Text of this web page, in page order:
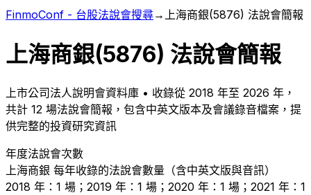
FinmoConf - 台股法說會搜尋→ 上海商銀(5876) 法說會簡報
上海商銀(5876) 法說會簡報
上市公司法人說明會資料庫 • 收錄從 2018 年至 2026 年，
共計 12 場法說會簡報，包含中英文版本及會議錄音檔案，提
供完整的投資研究資訊
年度法說會次數
上海商銀 每年收錄的法說會數量（含中英文版與音訊）
2018 年：1 場；2019 年：1 場；2020 年：1 場；2021 年：1